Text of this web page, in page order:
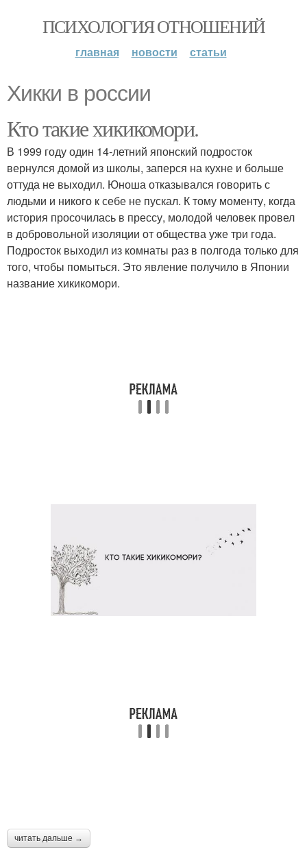
ПСИХОЛОГИЯ ОТНОШЕНИЙ
главная новости статьи
Хикки в россии
Кто такие хикикомори.
В 1999 году один 14-летний японский подросток
вернулся домой из школы, заперся на кухне и больше
оттуда не выходил. Юноша отказывался говорить с
людьми и никого к себе не пускал. К тому моменту, когда
история просочилась в прессу, молодой человек провел
в добровольной изоляции от общества уже три года.
Подросток выходил из комнаты раз в полгода только для
того, чтобы помыться. Это явление получило в Японии
название хикикомори.
читать дальше →